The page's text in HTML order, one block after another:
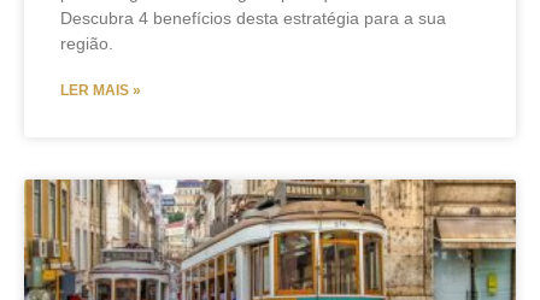
Descubra 4 benefícios desta estratégia para a sua
região.
LER MAIS »